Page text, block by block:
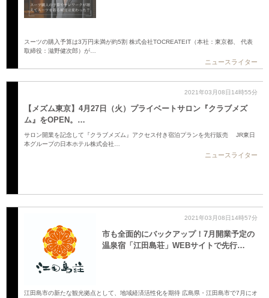
スーツの購入予算は3万円未満が約5割 株式会社TOCREATEIT（本社：東京都、 代表
取締役：滋野健次郎）が…
ニュースライター
2021年03月08日14時55分
【メズム東京】4月27日（火）プライベートサロン『クラブメズ
ム』をOPEN。…
サロン開業を記念して『クラブメズム』アクセス付き宿泊プランを先行販売 JR東日
本グループの日本ホテル株式会社…
ニュースライター
2021年03月08日14時57分
市も全面的にバックアップ！7月開業予定の
温泉宿「江田島荘」WEBサイトで先行…
江田島市の新たな観光拠点として、地域経済活性化を期待 広島県・江田島市で7月にオ